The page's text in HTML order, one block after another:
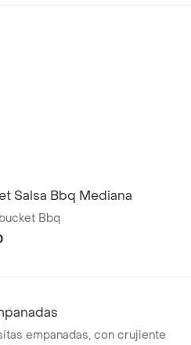
Salsa Bbq Mediana
Bbq
empanadas, con crujiente